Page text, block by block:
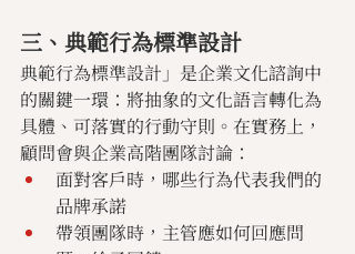
三、典範行為標準設計
典範行為標準設計」是企業文化諮詢中
的關鍵一環：將抽象的文化語言轉化為
具體、可落實的行動守則。在實務上，
顧問會與企業高階團隊討論：
面對客戶時，哪些行為代表我們的
品牌承諾
帶領團隊時，主管應如何回應問